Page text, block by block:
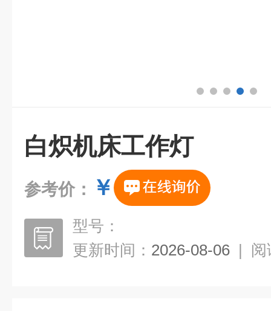
白炽机床工作灯
参考价： ￥
型号：
更新时间： 2026-08-06 | 阅